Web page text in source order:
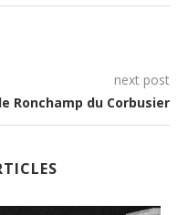
next post
Ronchamp du Corbusier